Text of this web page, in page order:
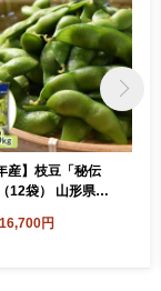
産】枝豆「秘伝
12袋） 山形県河
16,700円